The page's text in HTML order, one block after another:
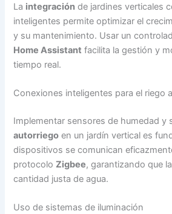
La integración de jardines verticales
inteligentes permite optimizar el
y su mantenimiento. Usar un
Home Assistant facilita la gestión y
tiempo real.
Conexiones inteligentes para el riego
Implementar sensores de humedad y
autorriego en un jardín vertical es
dispositivos se comunican
protocoloZigbee, garantizando que
cantidad justa de agua.
Uso de sistemas de iluminación